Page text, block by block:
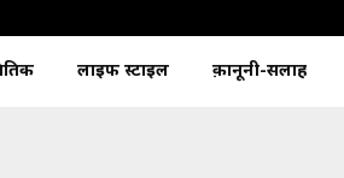
लाइफ स्टाइल क़ानूनी-सलाह